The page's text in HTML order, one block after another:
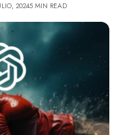
20245 MIN READ